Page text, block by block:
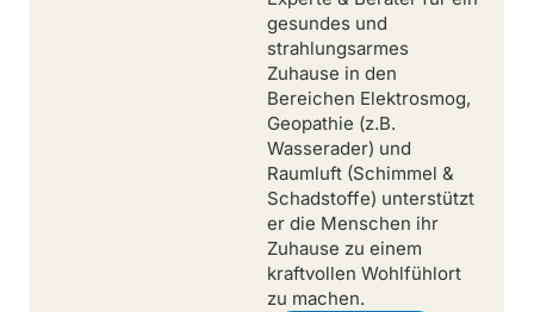
gesundes und
strahlungsarmes
Zuhause in den
Bereichen Elektrosmog,
Geopathie (z.B.
Wasserader) und
Raumluft (Schimmel &
Schadstoffe) unterstützt
er die Menschen ihr
Zuhause zu einem
kraftvollen Wohlfühlort
zu machen.